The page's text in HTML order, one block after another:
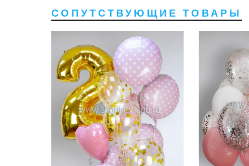
СОПУТСТВУЮЩИЕ ТОВАРЫ